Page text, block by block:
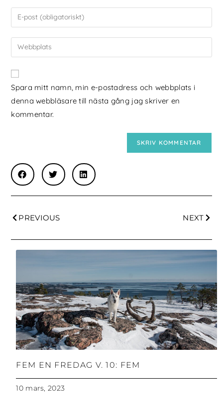
Spara mitt namn, min e-postadress och webbplats i
denna webbläsare till nästa gång jag skriver en
kommentar.
PREVIOUS NEXT
FEM EN FREDAG V. 10: FEM
10 mars, 2023